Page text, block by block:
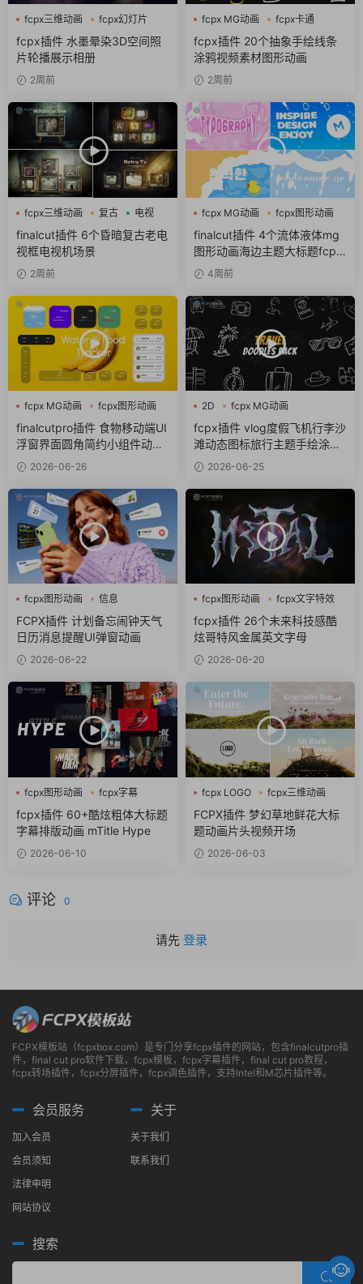
fcpx三维动画
fcpx幻灯片
fcpx相册
fcpx插件 水墨晕染3D空间照
片轮播展示相册
2周前
fcpx MG动画
fcpx卡通
fcpx图形动画
fcpx插件 20个抽象手绘线条
涂鸦视频素材图形动画
2周前
fcpx三维动画 复古 电视
finalcut插件 6个昏暗复古老电
视框电视机场景
2周前
fcpx MG动画
fcpx图形动画
finalcut插件 4个流体液体mg
图形动画海边主题大标题fcpx
插件4周前
fcpx MG动画
fcpx图形动画
fcpx图标
finalcutpro插件 食物移动端UI
浮窗界面圆角简约小组件动画f
cpx插件
2026-06-26
2D
fcpx MG动画
fcpx卡通
fcpx插件 vlog度假飞机行李沙
滩动态图标旅行主题手绘涂鸦
包 2026-06-25
fcpx图形动画
信息
商务风
FCPX插件 计划备忘闹钟天气
日历消息提醒UI弹窗动画
2026-06-22
fcpx图形动画
fcpx文字特效
fcpx标题
fcpx插件 26个未来科技感酷
炫哥特风金属英文字母
2026-06-20
fcpx图形动画
fcpx字幕
fcpx标题
fcpx插件 60+酷炫粗体大标题
字幕排版动画 mTitle Hype
2026-06-10
fcpx LOGO
fcpx三维动画
fcpx片头
FCPX插件 梦幻草地鲜花大标
题动画片头视频开场
2026-06-03
评论 0
请先 登录
FCPX模板站（fcpxbox.com）是专门分享fcpx插件的网站，包含finalcutpro插
件，final cut pro软件下载，fcpx模板，fcpx字幕插件，final cut pro教程，
fcpx转场插件，fcpx分屏插件，fcpx调色插件，支持Intel和M芯片插件等。
会员服务
加入会员
会员须知
法律申明
网站协议
关于
关于我们
联系我们
搜索